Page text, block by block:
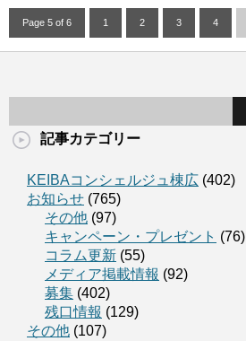
Page 5 of 6 1 2 3 4
記事カテゴリー
KEIBAコンシェルジュ棟広 (402)
お知らせ (765)
その他 (97)
キャンペーン・プレゼント (76)
コラム更新 (55)
メディア掲載情報 (92)
募集 (402)
残口情報 (129)
その他 (107)